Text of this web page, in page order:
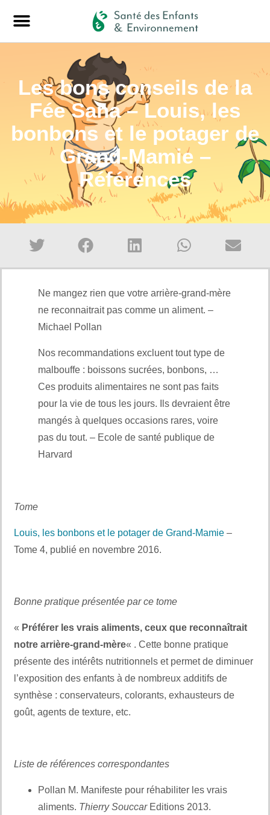
Les bons conseils de la
Fée Sana – Louis, les
bonbons et le potager de
Grand-Mamie –
Références
Ne mangez rien que votre arrière-grand-mère
ne reconnaitrait pas comme un aliment. –
Michael Pollan
Nos recommandations excluent tout type de
malbouffe : boissons sucrées, bonbons, …
Ces produits alimentaires ne sont pas faits
pour la vie de tous les jours. Ils devraient être
mangés à quelques occasions rares, voire
pas du tout. – Ecole de santé publique de
Harvard
Tome
Louis, les bonbons et le potager de Grand-Mamie –
Tome 4, publié en novembre 2016.
Bonne pratique présentée par ce tome
« Préférer les vrais aliments, ceux que reconnaîtrait
notre arrière-grand-mère« . Cette bonne pratique
présente des intérêts nutritionnels et permet de diminuer
l’exposition des enfants à de nombreux additifs de
synthèse : conservateurs, colorants, exhausteurs de
goût, agents de texture, etc.
Liste de références correspondantes
Pollan M. Manifeste pour réhabiliter les vrais
aliments. Thierry SouccarEditions 2013.